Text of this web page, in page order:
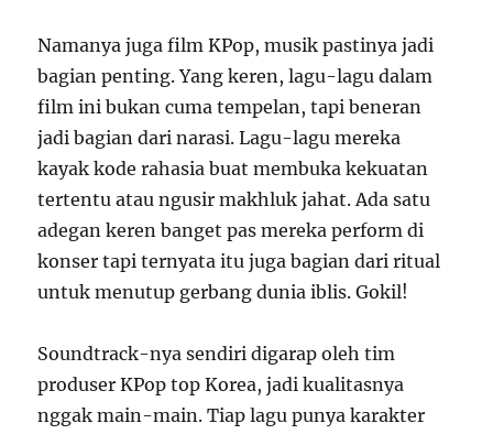
Namanya juga film KPop, musik pastinya jadi
bagian penting. Yang keren, lagu-lagu dalam
film ini bukan cuma tempelan, tapi beneran
jadi bagian dari narasi. Lagu-lagu mereka
kayak kode rahasia buat membuka kekuatan
tertentu atau ngusir makhluk jahat. Ada satu
adegan keren banget pas mereka perform di
konser tapi ternyata itu juga bagian dari ritual
untuk menutup gerbang dunia iblis. Gokil!
Soundtrack-nya sendiri digarap oleh tim
produser KPop top Korea, jadi kualitasnya
nggak main-main. Tiap lagu punya karakter